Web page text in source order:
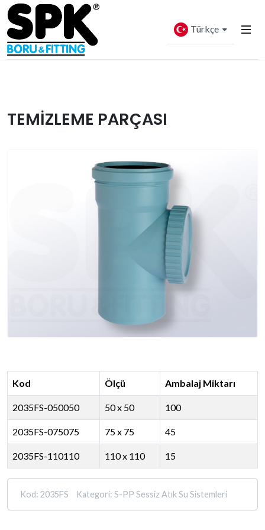
Türkçe
TEMİZLEME PARÇASI
Kod Ölçü Ambalaj Miktarı
2035FS-050050 50 x 50 100
2035FS-075075 75 x 75 45
2035FS-110110 110 x 110 15
Kod: 2035FS Kategori: S-PP Sessiz Atık Su Sistemleri